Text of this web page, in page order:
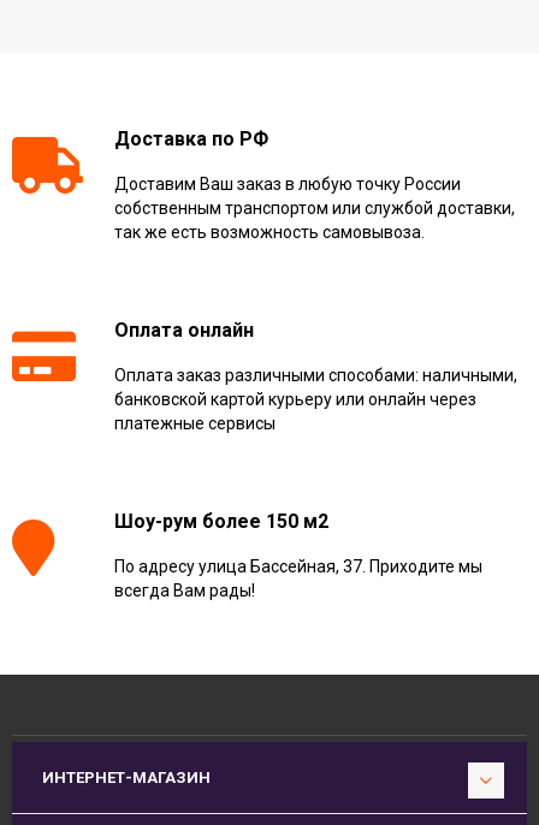
Доставка по РФ
Доставим Ваш заказ в любую точку России
собственным транспортом или службой доставки,
так же есть возможность самовывоза.
Оплата онлайн
Оплата заказ различными способами: наличными,
банковской картой курьеру или онлайн через
платежные сервисы
Шоу-рум более 150 м2
По адресу улица Бассейная, 37. Приходите мы
всегда Вам рады!
ИНТЕРНЕТ-МАГАЗИН